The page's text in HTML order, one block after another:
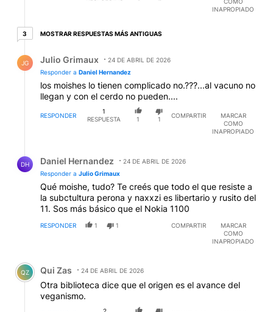
INAPROPIADO
33 respuestas más antiguas
MOSTRAR RESPUESTAS MÁS ANTIGUAS
JG Julio Grimaux
24 DE ABRIL DE 2026
Responder a Daniel Hernandez
los moishes lo tienen complicado no.???...al vacuno no
llegan y con el cerdo no pueden....
RESPONDER
1
RESPUESTA
1 1
COMPARTIR
MARCAR
COMO
INAPROPIADO
DH Daniel Hernandez
24 DE ABRIL DE 2026
Responder a Julio Grimaux
Qué moishe, tudo? Te creés que todo el que resiste a
la subctultura perona y naxxzi es libertario y rusito del
11. Sos más básico que el Nokia 1100
RESPONDER 1 1 COMPARTIR
MARCAR
COMO
INAPROPIADO
Comentario de Qui Zas.
QZ Qui Zas 24 DE ABRIL DE 2026
Otra biblioteca dice que el origen es el avance del
veganismo.